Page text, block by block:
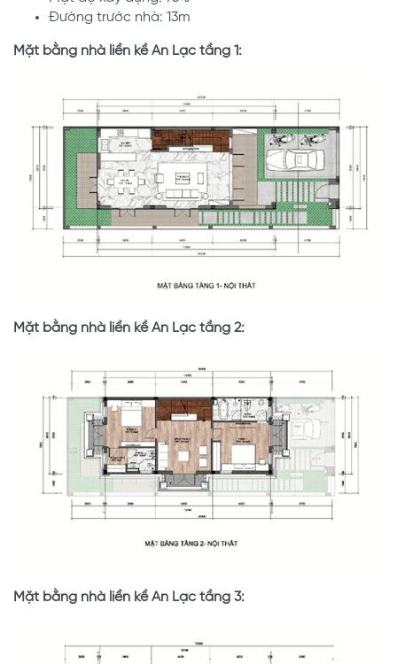
Đường trước nhà: 13m
Mặt bằng nhà liền kề An Lạc tầng 1:
Mặt bằng nhà liền kề An Lạc tầng 2:
Mặt bằng nhà liền kề An Lạc tầng 3: